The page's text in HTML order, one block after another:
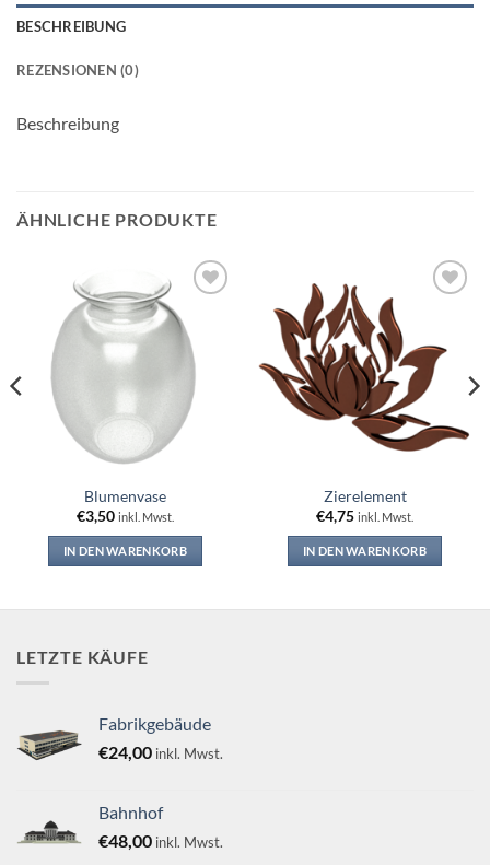
BESCHREIBUNG
REZENSIONEN (0)
Beschreibung
ÄHNLICHE PRODUKTE
wishlist
Blumenvase
€3,50 inkl. Mwst.
IN DEN WARENKORB
Zierelement
€4,75 inkl. Mwst.
IN DEN WARENKORB
LETZTE KÄUFE
Fabrikgebäude
€24,00 inkl. Mwst.
Bahnhof
€48,00 inkl. Mwst.